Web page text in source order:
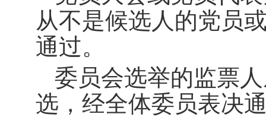
从不是候选人的党员
通过。
委员会选举的监票
选，经全体委员表决